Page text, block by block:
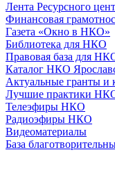
Лента Ресурсного
Финансовая
Газета «Окно в НКО»
Библиотека для НКО
Правовая база для
Каталог НКО
Актуальные гранты и
Лучшие практики
Телеэфиры НКО
Радиоэфиры НКО
Видеоматериалы
База